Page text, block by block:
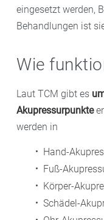
eingesetzt werden,
Behandlungen ist
Wie
Laut TCM gibt es
Akupressurpunkte
werden in
Hand-
Fuß-
Körper-
Schädel-